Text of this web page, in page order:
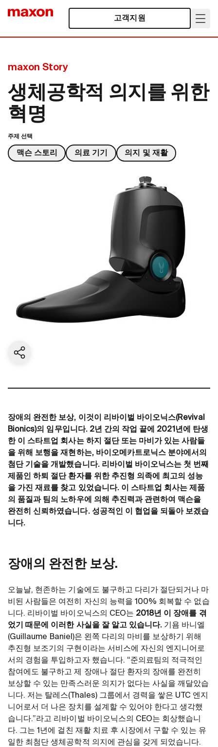
고객지원
maxon Story
생체공학적 의지를 위한
혁명
주제 선택
맥슨 스토리 의료 기기 의지 및 재활
Share current page
장애의 완전한 보상, 이것이 리바이벌 바이오닉스(Revival
Bionics)의 임무입니다. 2년 간의 작업 끝에 2021년에 탄생
한 이 스타트업 회사는 하지 절단 또는 마비가 있는 사람들
을 위해 보행을 재현하는, 바이오메카트로닉스 분야에서의
첨단 기술을 개발했습니다. 리바이벌 바이오닉스는 첫 번째
제품인 하퇴 절단 환자를 위한 추진형 의족에 최고의 성능
을 가진 재료를 찾고 있었습니다. 이 스타트업 회사는 제품
의 품질과 팀의 노하우에 의해 추진력과 관련하여 맥슨을
완전히 신뢰하였습니다. 성공적인 이 협업을 되돌아 보겠습
니다.
장애의 완전한 보상.
오늘날, 현존하는 기술에도 불구하고 다리가 절단되거나 마
비된 사람들은 여전히 자신의 능력을 100% 회복할 수 없습
니다. 리바이벌 바이오닉스의 CEO는 2018년 이 장애를 겪
었기 때문에 이러한 사실을 잘 알고 있습니다. 기욤 바니엘
(Guillaume Baniel)은 왼쪽 다리의 마비를 보상하기 위해
추진형 보조기의 구현이라는 서비스에 자신의 엔지니어로
서의 경험을 투입하고자 했습니다. “준의료팀의 적극적인
참여에도 불구하고 제 장애나 절단 환자의 장애를 완전히
보상할 수 있는 만족스러운 의지가 없다는 사실을 깨달았습
니다. 저는 탈레스(Thales) 그룹에서 경력을 쌓은 UTC 엔지
니어로서 더 나은 장치를 설계할 수 있어야 한다고 생각했
습니다.”라고 리바이벌 바이오닉스의 CEO는 회상했습니
다. 그는 1년에 걸친 재활 치료 후 시장에서 구할 수 있는 유
일한 최첨단 생체공학적 의지에 관심을 갖게 되었습니다.